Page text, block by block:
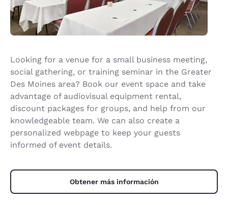
Looking for a venue for a small business meeting,
social gathering, or training seminar in the Greater
Des Moines area? Book our event space and take
advantage of audiovisual equipment rental,
discount packages for groups, and help from our
knowledgeable team. We can also create a
personalized webpage to keep your guests
informed of event details.
Obtener más información